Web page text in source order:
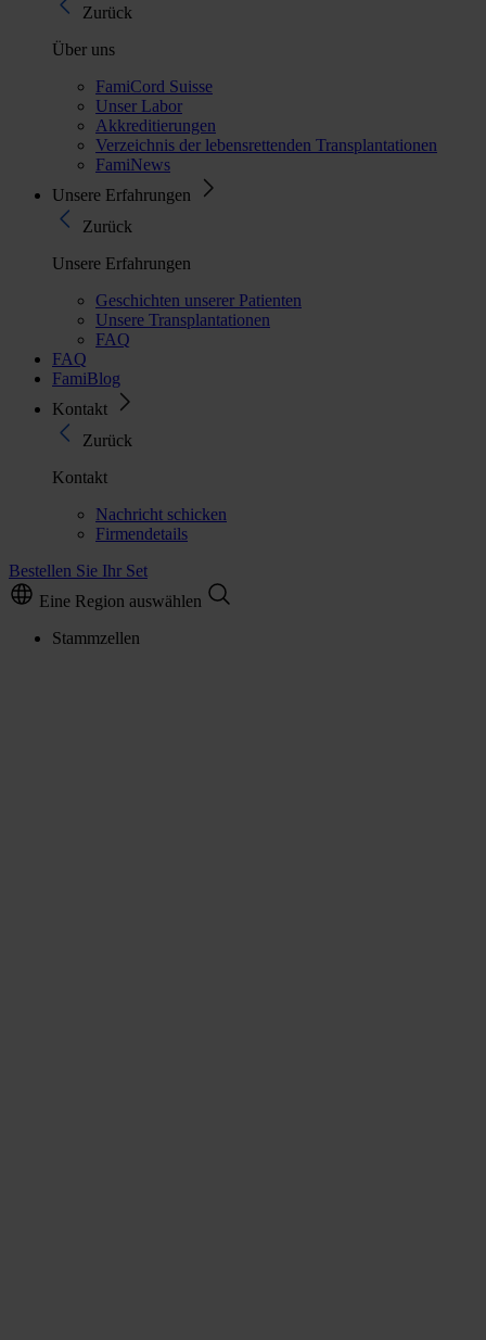
Zurück
Über uns
FamiCord Suisse
Unser Labor
Akkreditierungen
Verzeichnis der lebensrettenden Transplantationen
FamiNews
Unsere Erfahrungen
Zurück
Unsere Erfahrungen
Geschichten unserer Patienten
Unsere Transplantationen
FAQ
FAQ
FamiBlog
Kontakt
Zurück
Kontakt
Nachricht schicken
Firmendetails
Bestellen Sie Ihr Set
Eine Region auswählen
Stammzellen